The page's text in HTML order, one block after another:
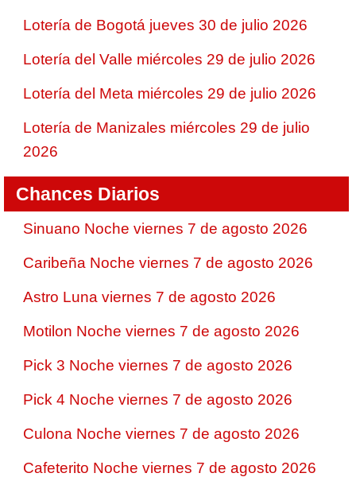
Lotería de Bogotá jueves 30 de julio 2026
Lotería del Valle miércoles 29 de julio 2026
Lotería del Meta miércoles 29 de julio 2026
Lotería de Manizales miércoles 29 de julio
2026
Chances Diarios
Sinuano Noche viernes 7 de agosto 2026
Caribeña Noche viernes 7 de agosto 2026
Astro Luna viernes 7 de agosto 2026
Motilon Noche viernes 7 de agosto 2026
Pick 3 Noche viernes 7 de agosto 2026
Pick 4 Noche viernes 7 de agosto 2026
Culona Noche viernes 7 de agosto 2026
Cafeterito Noche viernes 7 de agosto 2026